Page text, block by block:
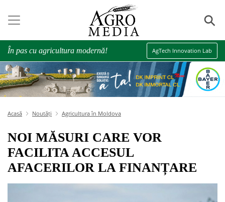
⚲
În pas cu agricultura modernă! AgTech Innovation Lab
Acasă Noutăți Agricultura în Moldova
NOI MĂSURI CARE VOR
FACILITA ACCESUL
AFACERILOR LA FINANȚARE